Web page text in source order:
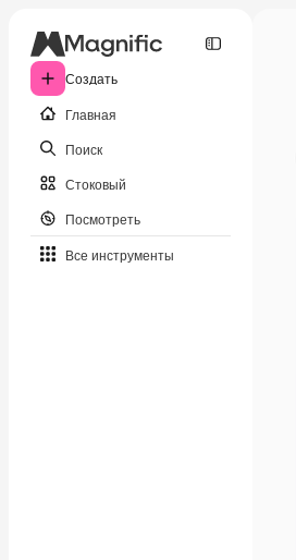
Создать
Главная
Поиск
Стоковый
Посмотреть
Все инструменты